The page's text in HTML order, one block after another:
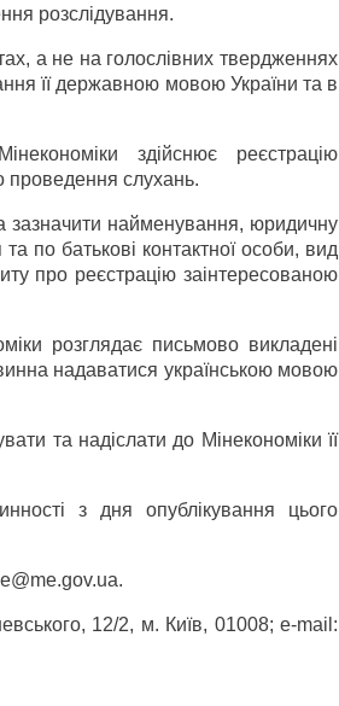
розслідування.
а не на голослівних твердженнях
її державною мовою України та в
здійснює реєстрацію
проведення слухань.
зазначити найменування, юридичну
по батькові контактної особи, вид
про реєстрацію заінтересованою
розглядає письмово викладені
надаватися українською мовою
та надіслати до Мінекономіки її
з дня опублікування цього
12/2, м. Київ, 01008; e-mail: